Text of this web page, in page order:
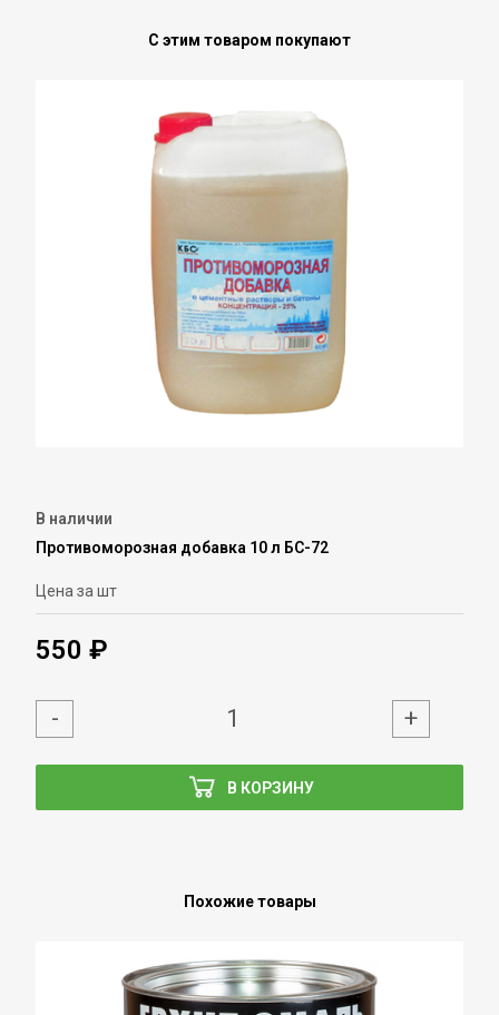
С этим товаром покупают
В наличии
Противоморозная добавка 10 л БС-72
Цена за шт
550 ₽
В КОРЗИНУ
- +
Похожие товары